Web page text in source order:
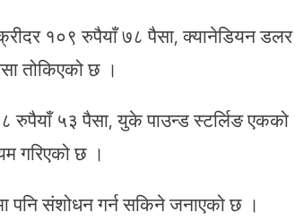
१०९ रुपैयाँ ७८ पैसा, क्यानेडियन डलर
तोकिएको छ ।
रुपैयाँ ५३ पैसा, युके पाउन्ड स्टर्लिङ एकको
गरिएको छ ।
संशोधन गर्न सकिने जनाएको छ ।